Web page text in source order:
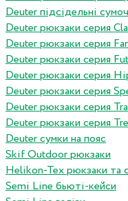
Deuter підсідельні
Deuter рюкзаки серия
Deuter рюкзаки серия
Deuter рюкзаки серия
Deuter рюкзаки серия
Deuter рюкзаки серия
Deuter рюкзаки серия
Deuter рюкзаки серия
Deuter сумки на пояс
Skif Outdoor рюкзаки
Helikon-Tex рюкзаки та
Semi Line бьюті-кейси